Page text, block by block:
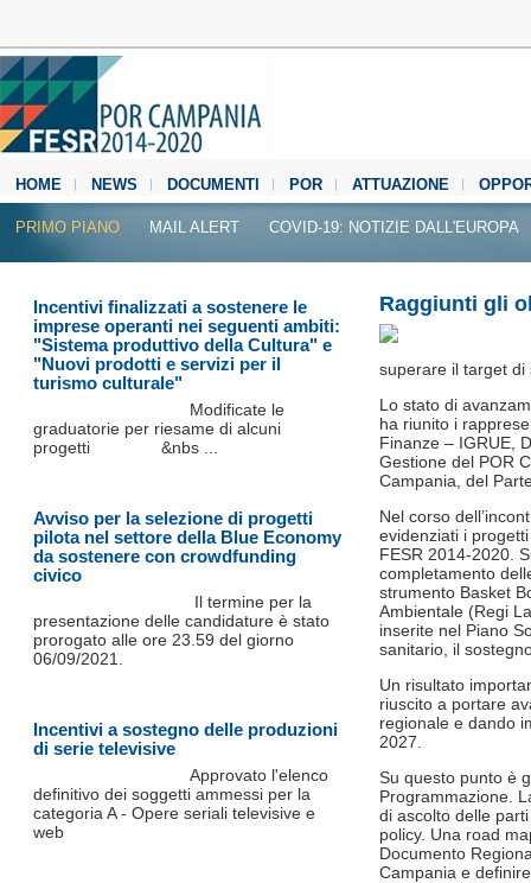
HOME NEWS DOCUMENTI POR ATTUAZIONE
MEDIA CENTER
PRIMO PIANO MAIL ALERT COVID-19: NOTIZIE DALL'EUROPA
Raggiunti gli
superare il target di
Lo stato di
ha riunito i
Finanze – IGRUE,
Gestione del POR
Campania, del
Nel corso
evidenziati i
FESR 2014-2020.
completamento
strumento Basket
Ambientale (Regi
inserite nel Piano
sanitario, il
Un risultato
riuscito a portare
regionale e dando
2027.
Su questo punto è
Programmazione.
di ascolto delle
policy. Una road
Documento
Campania e
Incentivi finalizzati a sostenere le
imprese operanti nei seguenti ambiti:
"Sistema produttivo della Cultura" e
"Nuovi prodotti e servizi per il
turismo culturale"
Modificate le
graduatorie per riesame di alcuni
progetti &nbs ...
Avviso per la selezione di progetti
pilota nel settore della Blue Economy
da sostenere con crowdfunding
civico
Il termine per la
presentazione delle candidature è stato
prorogato alle ore 23.59 del giorno
06/09/2021.
Incentivi a sostegno delle produzioni
di serie televisive
Approvato l'elenco
definitivo dei soggetti ammessi per la
categoria A - Opere seriali televisive e
web